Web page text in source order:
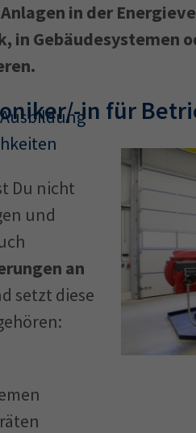
34a 34c
Wirtschaftsfachwirt
34f
AEVO
in der
in Gebäudesystemen
in für
Du nicht
und
an
setzt diese